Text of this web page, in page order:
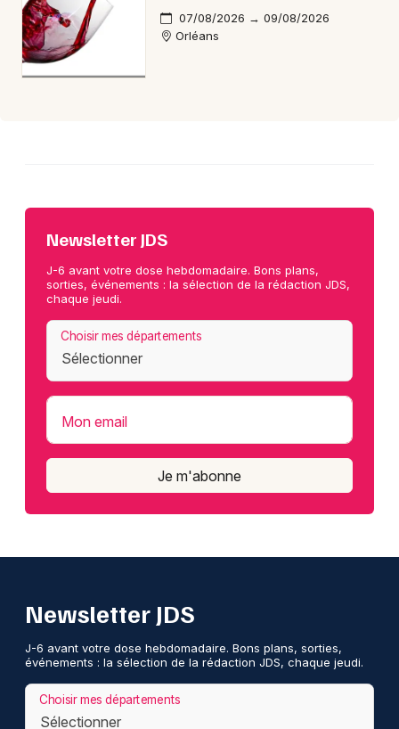
07/08/2026 → 09/08/2026
Orléans
Newsletter JDS
J-6 avant votre dose hebdomadaire. Bons plans,
sorties, événements : la sélection de la rédaction JDS,
chaque jeudi.
Choisir mes départements
Mon email
Je m'abonne
Newsletter JDS
J-6 avant votre dose hebdomadaire. Bons plans, sorties,
événements : la sélection de la rédaction JDS, chaque jeudi.
Choisir mes départements